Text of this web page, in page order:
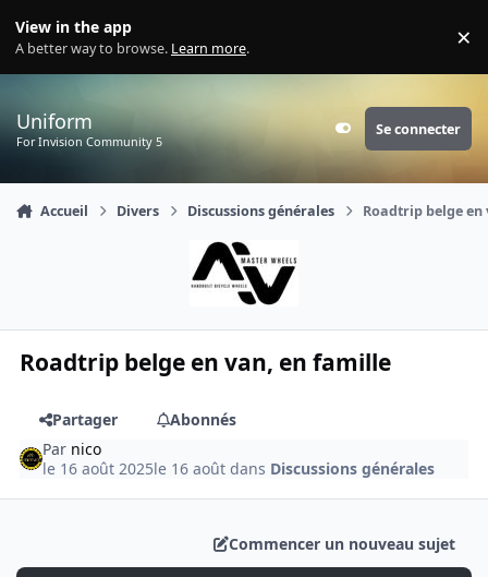
View in the app
A better way to browse. Learn more. ×
Uniform
For Invision Community 5 Customizer
Se connecter
Accueil Divers Discussions générales Roadtrip belge
Roadtrip belge en van, en famille
Partager
Abonnés
Par nico
le 16 août 2025le 16 août dans Discussions générales
Commencer un nouveau sujet